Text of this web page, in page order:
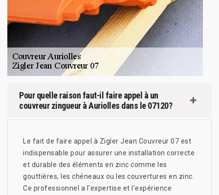
Pour quelle raison faut-il faire appel à un
couvreur zingueur à Auriolles dans le 07120?
Le fait de faire appel à Zigler Jean Couvreur 07 est
indispensable pour assurer une installation correcte
et durable des éléments en zinc comme les
gouttières, les chéneaux ou les couvertures en zinc.
Ce professionnel a l'expertise et l'expérience